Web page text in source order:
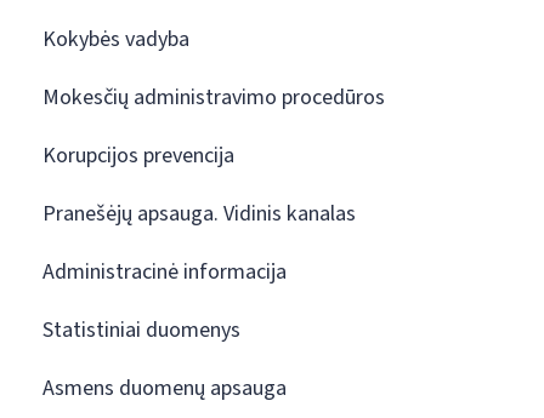
Kokybės vadyba
Mokesčių administravimo procedūros
Korupcijos prevencija
Pranešėjų apsauga. Vidinis kanalas
Administracinė informacija
Statistiniai duomenys
Asmens duomenų apsauga